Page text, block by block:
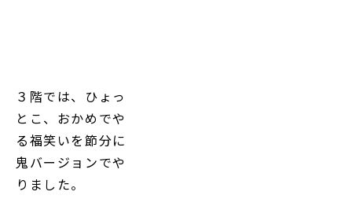
３階では、ひょっ
とこ、おかめでや
る福笑いを節分に
鬼バージョンでや
りました。